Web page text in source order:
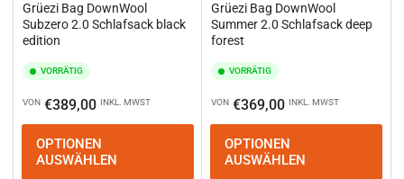
Grüezi Bag DownWool
Subzero 2.0 Schlafsack black
edition
VORRÄTIG
Normaler
Preis
VON €389,00 INKL. MWST
OPTIONEN
AUSWÄHLEN
Grüezi Bag DownWool
Summer 2.0 Schlafsack deep
forest
VORRÄTIG
Normaler
Preis
VON €369,00 INKL. MWST
OPTIONEN
AUSWÄHLEN